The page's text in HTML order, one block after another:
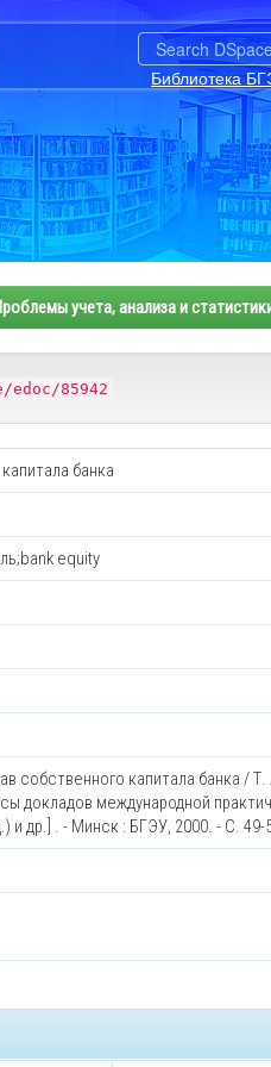
Библиотека
учета, анализа и
85942
банка
equity
собственного капитала банка / Т.
докладов международной
др.] . - Минск : БГЭУ, 2000. - C. 49-